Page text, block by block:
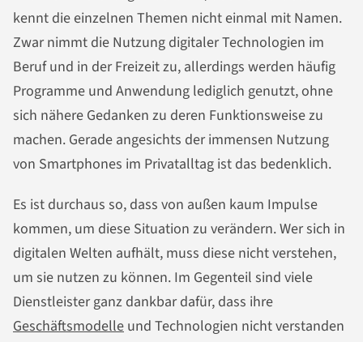
kennt die einzelnen Themen nicht einmal mit Namen.
Zwar nimmt die Nutzung digitaler Technologien im
Beruf und in der Freizeit zu, allerdings werden häufig
Programme und Anwendung lediglich genutzt, ohne
sich nähere Gedanken zu deren Funktionsweise zu
machen. Gerade angesichts der immensen Nutzung
von Smartphones im Privatalltag ist das bedenklich.
Es ist durchaus so, dass von außen kaum Impulse
kommen, um diese Situation zu verändern. Wer sich in
digitalen Welten aufhält, muss diese nicht verstehen,
um sie nutzen zu können. Im Gegenteil sind viele
Dienstleister ganz dankbar dafür, dass ihre
Geschäftsmodelle und Technologien nicht verstanden